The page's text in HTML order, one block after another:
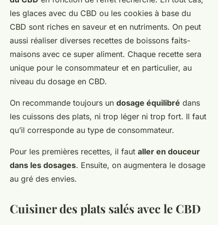
les glaces avec du CBD ou les cookies à base du
CBD sont riches en saveur et en nutriments. On peut
aussi réaliser diverses recettes de boissons faits-
maisons avec ce super aliment. Chaque recette sera
unique pour le consommateur et en particulier, au
niveau du dosage en CBD.
On recommande toujours un dosage équilibré dans
les cuissons des plats, ni trop léger ni trop fort. Il faut
qu’il corresponde au type de consommateur.
Pour les premières recettes, il faut aller en douceur
dans les dosages. Ensuite, on augmentera le dosage
au gré des envies.
Cuisiner des plats salés avec le CBD